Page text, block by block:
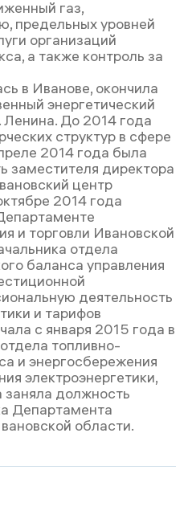
газ,
предельных уровней
организаций
а также контроль за
в Иванове, окончила
энергетический
До 2014 года
структур в сфере
2014 года была
заместителя директора
центр
2014 года
и торговли Ивановской
отдела
баланса управления
деятельность
и тарифов
с января 2015 года в
топливно-
и энергосбережения
электроэнергетики,
заняла должность
Департамента
области.